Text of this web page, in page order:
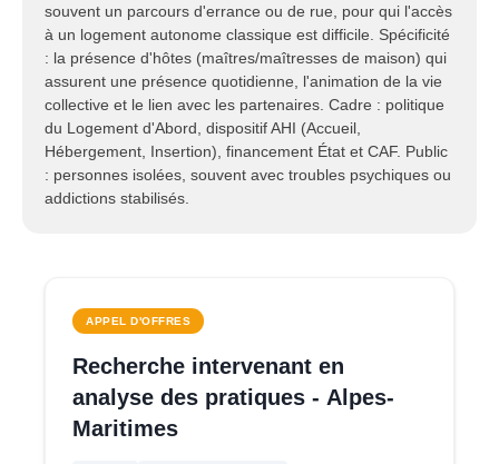
souvent un parcours d'errance ou de rue, pour qui l'accès
à un logement autonome classique est difficile. Spécificité
: la présence d'hôtes (maîtres/maîtresses de maison) qui
assurent une présence quotidienne, l'animation de la vie
collective et le lien avec les partenaires. Cadre : politique
du Logement d'Abord, dispositif AHI (Accueil,
Hébergement, Insertion), financement État et CAF. Public
: personnes isolées, souvent avec troubles psychiques ou
addictions stabilisés.
APPEL D'OFFRES
Recherche intervenant en
analyse des pratiques - Alpes-
Maritimes